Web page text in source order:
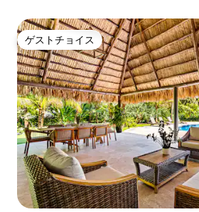
ゲストチョイス
ゲストチョイス